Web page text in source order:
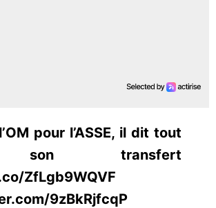
pour l’ASSE, il dit tout
transfert
ZfLgb9WQVF
9zBkRjfcqP